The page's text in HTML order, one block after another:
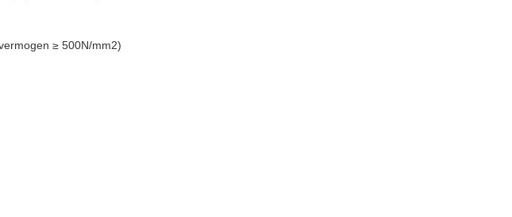
≥ 500N/mm2)